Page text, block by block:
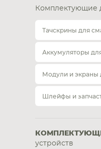
Комплектующие
Тачскрины для
Аккумуляторы
Модули и экраны
Шлейфы и
устройств